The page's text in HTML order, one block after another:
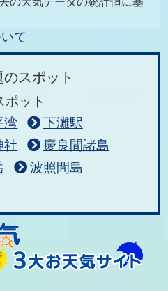
て
のスポット
ポット
湾
下灘駅
社
慶良間諸島
波照間島